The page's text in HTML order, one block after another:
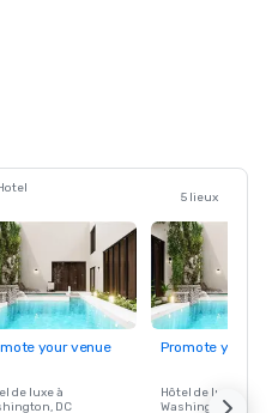
5 lieux
your venue
de luxe à
, DC
Promote your
Hôtel de luxe à
Washington